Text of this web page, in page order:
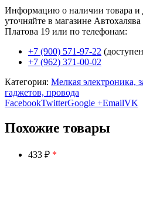
Информацию о наличии товара и
уточняйте в магазине
Платова 19 или по телефонам:
+7 (900) 571-97-22
+7 (962) 371-00-02
Категория: Мелкая электроника,
гаджетов, провода
FacebookTwitterGoogle +EmailVK
Похожие товары
433 ₽ *